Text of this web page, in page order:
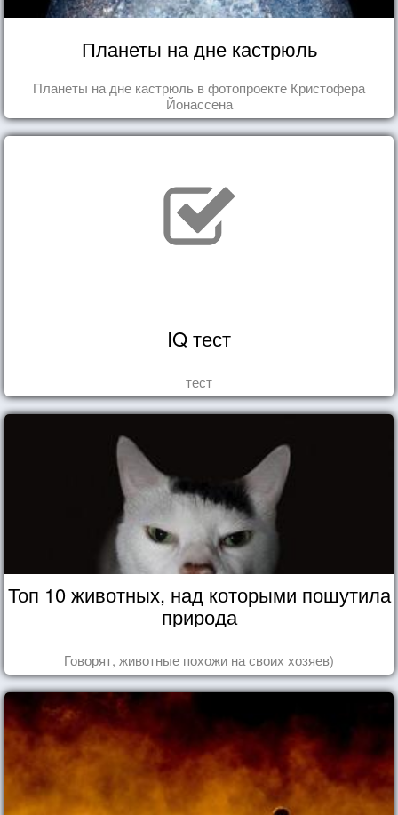
Планеты на дне кастрюль
Планеты на дне кастрюль в фотопроекте Кристофера
Йонассена
IQ тест
тест
Топ 10 животных, над которыми пошутила
природа
Говорят, животные похожи на своих хозяев)